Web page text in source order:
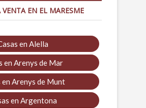
VENTA EN EL MARESME
en Alella
en Arenys de Mar
en Arenys de Munt
en Argentona